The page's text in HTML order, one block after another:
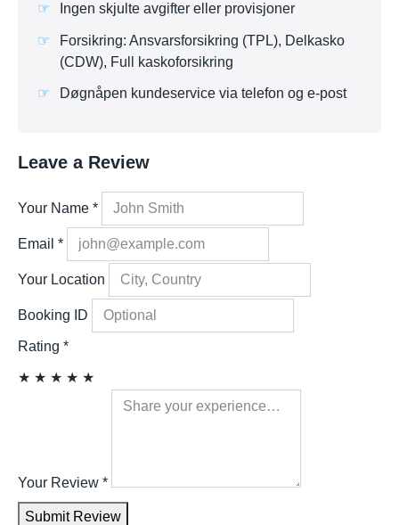
Ingen skjulte avgifter eller provisjoner
Forsikring: Ansvarsforsikring (TPL), Delkasko
(CDW), Full kaskoforsikring
Døgnåpen kundeservice via telefon og e-post
Leave a Review
Your Name *
Email *
Your Location
Booking ID
Rating *
★ ★ ★ ★ ★
Your Review *
Submit Review